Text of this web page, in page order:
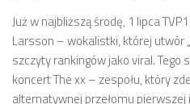
Już w najbliższą środę, 1 lipca
Larsson – wokalistki, której utwór
szczyty rankingów jako viral. Tego
koncert The xx – zespołu, który
alternatywnej przełomu pierwszej